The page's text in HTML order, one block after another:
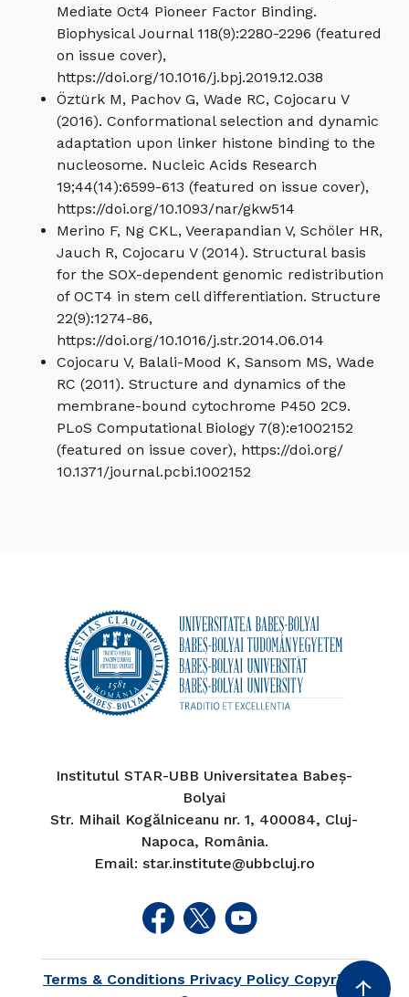
Mediate Oct4 Pioneer Factor Binding.
Biophysical Journal 118(9):2280-2296 (featured
on issue cover),
https://doi.org/10.1016/j.bpj.2019.12.038
Öztürk M, Pachov G, Wade RC, Cojocaru V
(2016). Conformational selection and dynamic
adaptation upon linker histone binding to the
nucleosome. Nucleic Acids Research
19;44(14):6599-613 (featured on issue cover),
https://doi.org/10.1093/nar/gkw514
Merino F, Ng CKL, Veerapandian V, Schöler HR,
Jauch R, Cojocaru V (2014). Structural basis
for the SOX-dependent genomic redistribution
of OCT4 in stem cell differentiation. Structure
22(9):1274-86,
https://doi.org/10.1016/j.str.2014.06.014
Cojocaru V, Balali-Mood K, Sansom MS, Wade
RC (2011). Structure and dynamics of the
membrane-bound cytochrome P450 2C9.
PLoS Computational Biology 7(8):e1002152
(featured on issue cover), https://doi.org/
10.1371/journal.pcbi.1002152
Institutul STAR-UBB Universitatea Babeș-
Bolyai
Str. Mihail Kogălniceanu nr. 1, 400084, Cluj-
Napoca, România.
Email: star.institute@ubbcluj.ro
Terms & Conditions Privacy Policy Copyright
↑